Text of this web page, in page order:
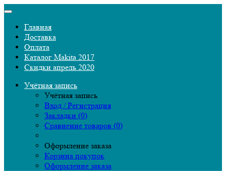
Главная
Доставка
Оплата
Каталог Makita 2017
Скидки апрель 2020
Учётная запись
Учётная запись
Вход / Регистрация
Закладки (0)
Сравнение товаров (0)
Оформление заказа
Корзина покупок
Оформление заказа